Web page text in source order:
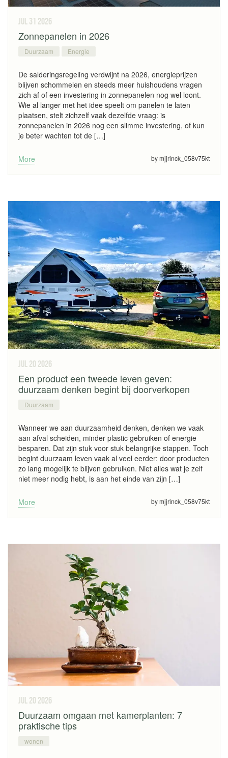
jul 31 2026
Zonnepanelen in 2026
Duurzaam Energie
De salderingsregeling verdwijnt na 2026, energieprijzen
blijven schommelen en steeds meer huishoudens vragen
zich af of een investering in zonnepanelen nog wel loont.
Wie al langer met het idee speelt om panelen te laten
plaatsen, stelt zichzelf vaak dezelfde vraag: is
zonnepanelen in 2026 nog een slimme investering, of kun
je beter wachten tot de […]
More by mjjrinck_058v75kt
jul 20 2026
Een product een tweede leven geven:
duurzaam denken begint bij doorverkopen
Duurzaam
Wanneer we aan duurzaamheid denken, denken we vaak
aan afval scheiden, minder plastic gebruiken of energie
besparen. Dat zijn stuk voor stuk belangrijke stappen. Toch
begint duurzaam leven vaak al veel eerder: door producten
zo lang mogelijk te blijven gebruiken. Niet alles wat je zelf
niet meer nodig hebt, is aan het einde van zijn […]
More by mjjrinck_058v75kt
jul 20 2026
Duurzaam omgaan met kamerplanten: 7
praktische tips
wonen